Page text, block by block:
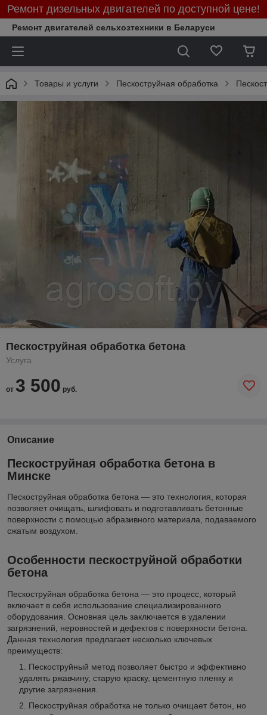
Ремонт дизельных двигателей по доступной цене!
Ремонт двигателей сельхозтехники в Беларуси
Товары и услуги Пескоструйная обработка
Пескоструйная обработка бетона
Услуга
от 3 500 руб.
Описание
Пескоструйная обработка бетона в
Минске
Пескоструйная обработка бетона — это технология, которая
позволяет очищать, шлифовать и подготавливать бетонные
поверхности с помощью абразивного материала, подаваемого
сжатым воздухом.
Особенности пескоструйной обработки
бетона
Пескоструйная обработка бетона — это процесс, который
включает в себя использование специализированного
оборудования. Основная цель заключается в удалении
загрязнений, неровностей и дефектов с поверхности бетона.
Данная технология предлагает несколько ключевых
преимуществ:
Пескоструйный метод позволяет быстро и эффективно
удалять ржавчину, старую краску, цементную пленку и
другие загрязнения.
Пескоструйная обработка не только очищает бетон, но